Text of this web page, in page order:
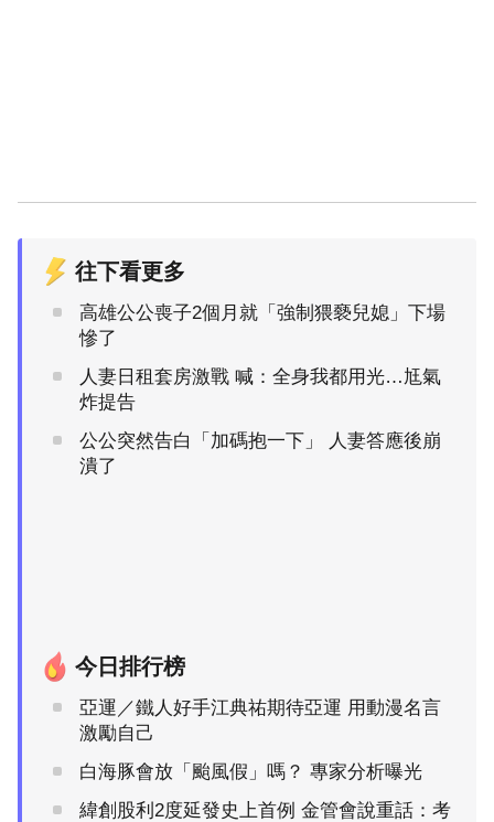
往下看更多
高雄公公喪子2個月就「強制猥褻兒媳」下場
慘了
人妻日租套房激戰 喊：全身我都用光…尪氣
炸提告
公公突然告白「加碼抱一下」 人妻答應後崩
潰了
今日排行榜
亞運／鐵人好手江典祐期待亞運 用動漫名言
激勵自己
白海豚會放「颱風假」嗎？ 專家分析曝光
緯創股利2度延發史上首例 金管會說重話：考